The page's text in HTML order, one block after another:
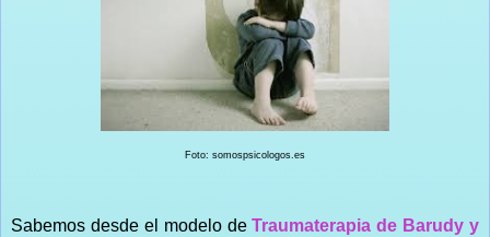
Foto: somospsicologos.es
Sabemos desde el modelo deTraumaterapia de Barudy y